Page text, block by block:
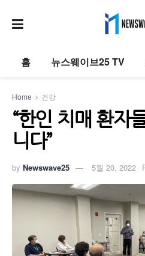
홈 뉴스웨이브25 TV
Home 건강
“한인 치매 환자
니다”
by Newswave25 5월 20, 2022